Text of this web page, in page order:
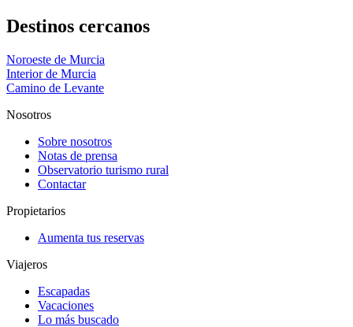
Destinos cercanos
Noroeste de Murcia
Interior de Murcia
Camino de Levante
Nosotros
Sobre nosotros
Notas de prensa
Observatorio turismo rural
Contactar
Propietarios
Aumenta tus reservas
Viajeros
Escapadas
Vacaciones
Lo más buscado